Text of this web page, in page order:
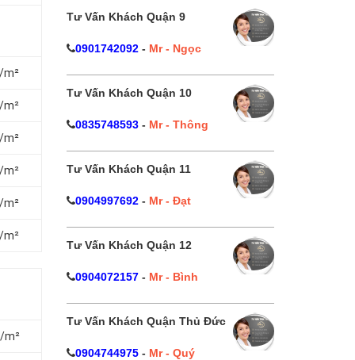
m²
m²
m²
m²
m²
m²
m²
Tư Vấn Khách Quận 9
0901742092- Mr - Ngọc
Tư Vấn Khách Quận 10
0835748593- Mr - Thông
Tư Vấn Khách Quận 11
0904997692- Mr - Đạt
Tư Vấn Khách Quận 12
0904072157- Mr - Bình
Tư Vấn Khách Quận Thủ Đức
0904744975- Mr - Quý